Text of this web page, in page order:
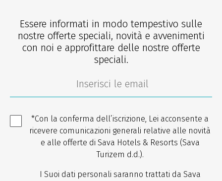
Essere informati in modo tempestivo sulle
nostre offerte speciali, novità e avvenimenti
con noi e approfittare delle nostre offerte
speciali.
*Con la conferma dell’iscrizione, Lei acconsente a
ricevere comunicazioni generali relative alle novità
e alle offerte di Sava Hotels & Resorts (Sava
Turizem d.d.).
I Suoi dati personali saranno trattati da Sava